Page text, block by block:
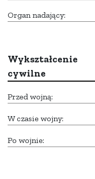
Organ nadający:
Wykształcenie
cywilne
Przed wojną:
W czasie wojny:
Po wojnie: